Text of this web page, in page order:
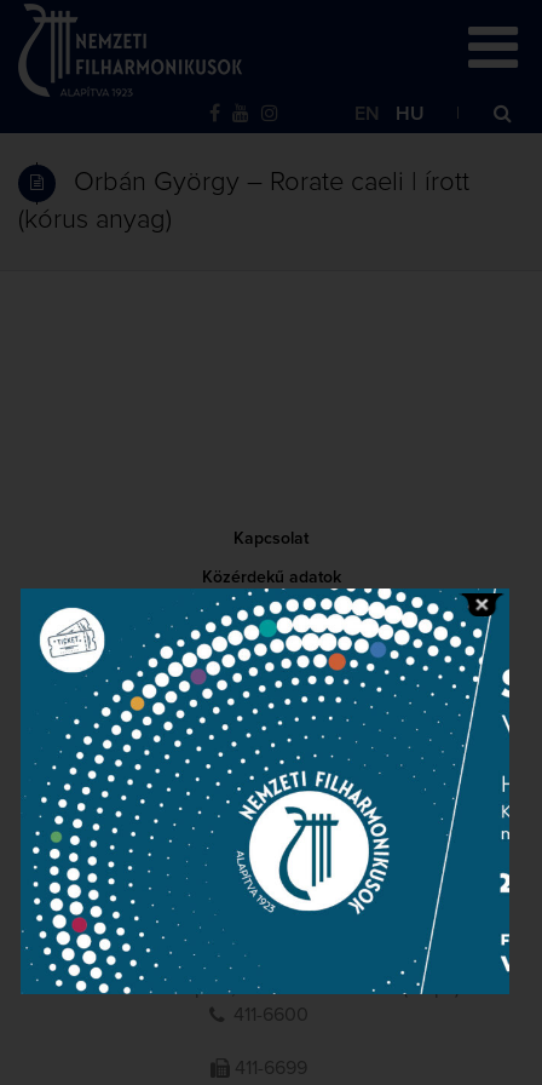
EN HU
Orbán György – Rorate caeli | írott
(kórus anyag)
Kapcsolat
Közérdekű adatok
Sajtószoba
Adatvédelem
Impresszum
NEMZETI
FILHARMONIKUSOK
1095 Budapest, Komor Marcell u. 1. (Müpa)
411-6600
411-6699